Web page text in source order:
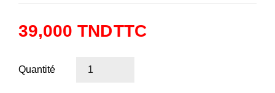
39,000 TNDTTC
Quantité